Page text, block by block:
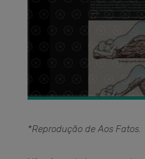
*Reprodução de Aos Fatos.